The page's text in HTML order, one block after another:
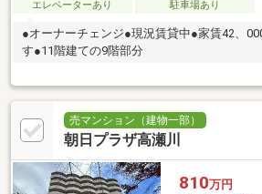
エレベーターあり
駐車場あり
●オーナーチェンジ●現況賃貸中●家賃42、
す●11階建ての9階部分
売マンション（建物一部）
朝日プラザ高瀬川
810万円